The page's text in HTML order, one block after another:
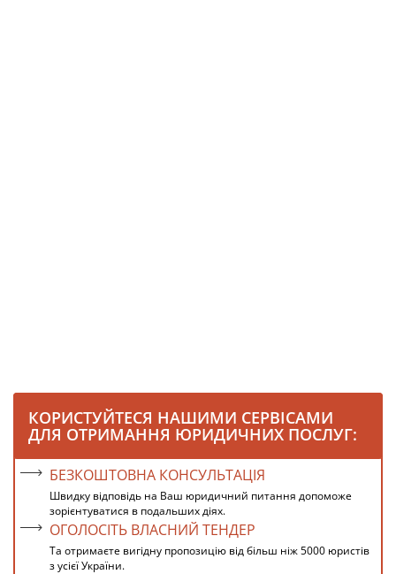
КОРИСТУЙТЕСЯ НАШИМИ СЕРВІСАМИ
ДЛЯ ОТРИМАННЯ ЮРИДИЧНИХ ПОСЛУГ:
БЕЗКОШТОВНА КОНСУЛЬТАЦІЯ
Швидку відповідь на Ваш юридичний питання допоможе
зорієнтуватися в подальших діях.
ОГОЛОСІТЬ ВЛАСНИЙ ТЕНДЕР
Та отримаєте вигідну пропозицію від більш ніж 5000 юристів
з усієї України.